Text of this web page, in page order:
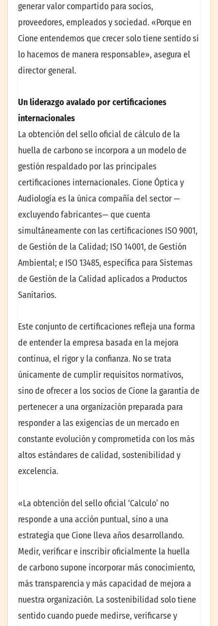
generar valor compartido para socios,
proveedores, empleados y sociedad. «Porque en
Cione entendemos que crecer solo tiene sentido si
lo hacemos de manera responsable», asegura el
director general.
Un liderazgo avalado por certificaciones
internacionales
La obtención del sello oficial de cálculo de la
huella de carbono se incorpora a un modelo de
gestión respaldado por las principales
certificaciones internacionales. Cione Óptica y
Audiología es la única compañía del sector —
excluyendo fabricantes— que cuenta
simultáneamente con las certificaciones ISO 9001,
de Gestión de la Calidad; ISO 14001, de Gestión
Ambiental; e ISO 13485, específica para Sistemas
de Gestión de la Calidad aplicados a Productos
Sanitarios.
Este conjunto de certificaciones refleja una forma
de entender la empresa basada en la mejora
continua, el rigor y la confianza. No se trata
únicamente de cumplir requisitos normativos,
sino de ofrecer a los socios de Cione la garantía de
pertenecer a una organización preparada para
responder a las exigencias de un mercado en
constante evolución y comprometida con los más
altos estándares de calidad, sostenibilidad y
excelencia.
«La obtención del sello oficial ‘Calculo’ no
responde a una acción puntual, sino a una
estrategia que Cione lleva años desarrollando.
Medir, verificar e inscribir oficialmente la huella
de carbono supone incorporar más conocimiento,
más transparencia y más capacidad de mejora a
nuestra organización. La sostenibilidad solo tiene
sentido cuando puede medirse, verificarse y